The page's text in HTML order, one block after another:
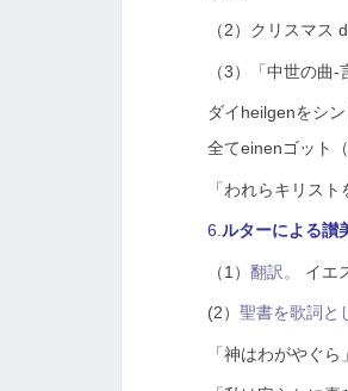
（2）クリスマス
（3）「中世の曲-
ダイheilgenをシ
全てeinenゴット
「われらキリス
6. ルターによる讃
（1） 翻訳。 イエ
(2） 聖書を歌詞と
「神はわがやぐ